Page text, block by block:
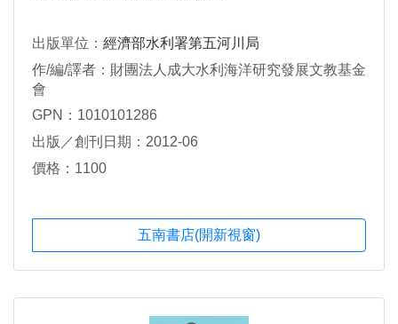
出版單位： 經濟部水利署第五河川局
作/編/譯者：財團法人成大水利海洋研究發展文教基金
會
GPN：1010101286
出版／創刊日期：2012-06
價格：1100
五南書店(開新視窗)